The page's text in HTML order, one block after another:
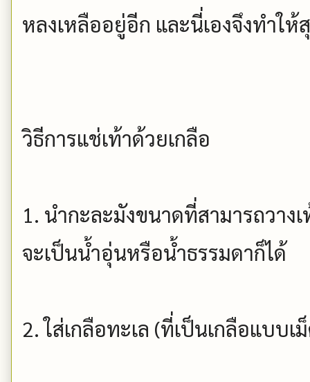
หลงเหลืออยู่อีก และนี่เองจึงทำใ
วิธีการแช่เท้าด้วยเกลือ
1. นำกะละมังขนาดที่สามารถวาง
จะเป็นน้ำอุ่นหรือน้ำธรรมดาก็ได้
2. ใส่เกลือทะเล (ที่เป็นเกลือแบบ